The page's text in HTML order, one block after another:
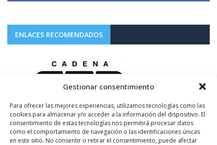
Gestionar consentimiento
Para ofrecer las mejores experiencias, utilizamos tecnologías como las
cookies para almacenar y/o acceder a la información del dispositivo. El
consentimiento de estas tecnologías nos permitirá procesar datos
como el comportamiento de navegación o las identificaciones únicas
en este sitio. No consentir o retirar el consentimiento, puede afectar
ENLACES RECOMENDADOS